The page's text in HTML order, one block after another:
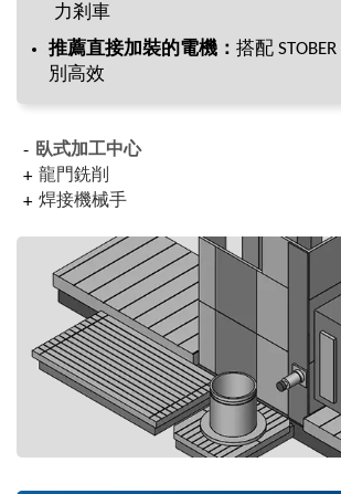
力剎車
推薦直接加裝的電機： 搭配 STOBER
別高效
臥式加工中心
龍門銑削
焊接機械手